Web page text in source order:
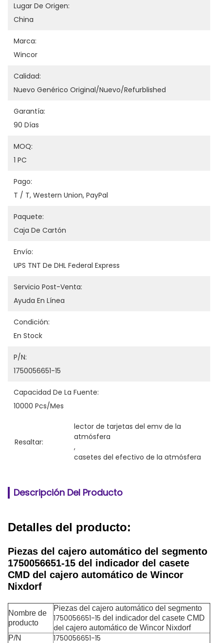
Lugar De Origen:
China
Marca:
Wincor
Calidad:
Nuevo Genérico Original/nuevo/refurblished
Garantía:
90 Días
MOQ:
1 PC
Pago:
T / T, Western Union, PayPal
Paquete:
Caja De Cartón
Envío:
UPS TNT De DHL Federal Express
Servicio Post-Venta:
Ayuda En Línea
Condición:
En Stock
P/N:
1750056651-15
Capacidad De La Fuente:
10000 Pcs/mes
Resaltar:
lector de tarjetas del emv de la
atmósfera
,
casetes del efectivo de la atmósfera
Descripción Del Producto
Detalles del producto:
Piezas del cajero automático del segmento
1750056651-15 del indicador del casete
CMD del cajero automático de Wincor
Nixdorf
Nombre de
producto
Piezas del cajero automático del segmento
1750056651-15 del indicador del casete CMD
del cajero automático de Wincor Nixdorf
P/N
1750056651-15